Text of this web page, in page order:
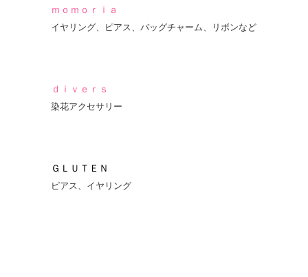
ｍｏｍｏｒｉａ
イヤリング、ピアス、バッグチャーム、リボンなど
ｄｉｖｅｒｓ
染花アクセサリー
ＧＬＵＴＥＮ
ピアス、イヤリング